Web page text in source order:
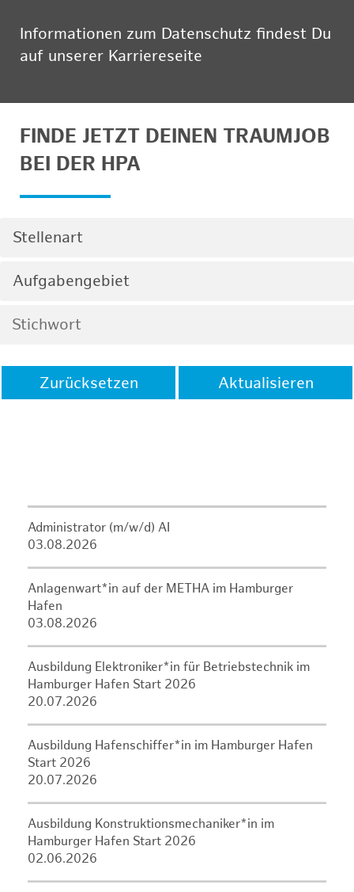
Informationen zum Datenschutz findest Du
auf unserer Karriereseite
FINDE JETZT DEINEN TRAUMJOB
BEI DER HPA
Stellenart
Aufgabengebiet
Zurücksetzen Aktualisieren
Administrator (m/w/d) AI
03.08.2026
Anlagenwart*in auf der METHA im Hamburger
Hafen
03.08.2026
Ausbildung Elektroniker*in für Betriebstechnik im
Hamburger Hafen Start 2026
20.07.2026
Ausbildung Hafenschiffer*in im Hamburger Hafen
Start 2026
20.07.2026
Ausbildung Konstruktionsmechaniker*in im
Hamburger Hafen Start 2026
02.06.2026